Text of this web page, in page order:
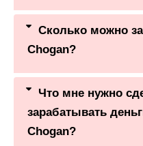
Сколько можно
Chogan?
Что мне нужно
зарабатывать
Chogan?